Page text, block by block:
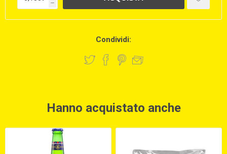
h
Condividi:
Hanno acquistato anche